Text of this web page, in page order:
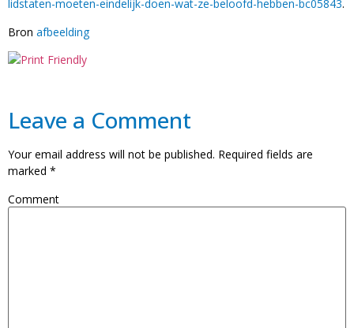
lidstaten-moeten-eindelijk-doen-wat-ze-beloofd-hebben-bc05843.
Bron afbeelding
Leave a Comment
Your email address will not be published. Required fields are
marked *
Comment